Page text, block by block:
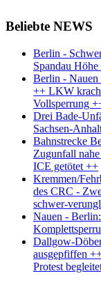
Beliebte NEWS
Berlin -
Spandau
Berlin -
++ LKW
Vollsperrung
Drei Bade-
Sachsen-
Bahnstrecke
Zugunfall
ICE getötet ++
Kremmen/
des CRC -
schwer-
Nauen -
Dallgow-
ausgepfiffen
Protest